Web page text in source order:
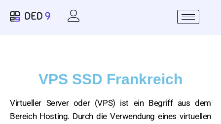
VPS SSD Frankreich
Virtueller Server oder (VPS) ist ein Begriff aus dem
Bereich Hosting. Durch die Verwendung eines virtuellen